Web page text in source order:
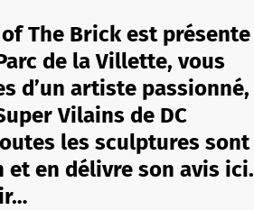
The Brick est présente
de la Villette, vous
d’un artiste passionné,
Vilains de DC
les sculptures sont
et en délivre son avis ici.